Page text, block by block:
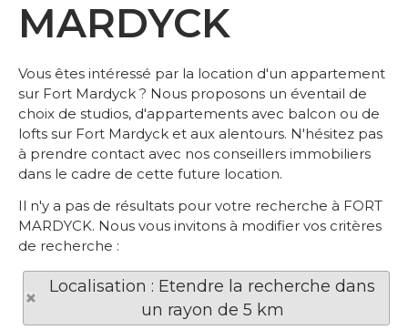
MARDYCK
Vous êtes intéressé par la location d'un appartement
sur Fort Mardyck ? Nous proposons un éventail de
choix de studios, d'appartements avec balcon ou de
lofts sur Fort Mardyck et aux alentours. N'hésitez pas
à prendre contact avec nos conseillers immobiliers
dans le cadre de cette future location.
Il n'y a pas de résultats pour votre recherche à FORT
MARDYCK. Nous vous invitons à modifier vos critères
de recherche :
Localisation : Etendre la recherche dans
un rayon de 5 km